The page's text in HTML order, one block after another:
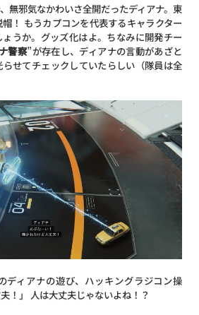
無邪気なかわいさ全開だったディアナ。東
！ もうカプコンを代表するキャラクター
うか。グッズ化はよ。ちなみに開発チー
警察”が存在し、ディアナの言動があざと
せてチェックしていたらしい（隊員は全
ィアナの遊び、ハッキングラジコン操
！」 人は大丈夫じゃないよね！？